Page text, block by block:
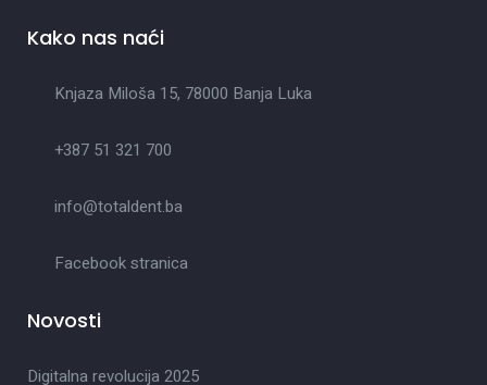
Kako nas naći
Knjaza Miloša 15, 78000 Banja Luka
+387 51 321 700
info@totaldent.ba
Facebook stranica
Novosti
Digitalna revolucija 2025